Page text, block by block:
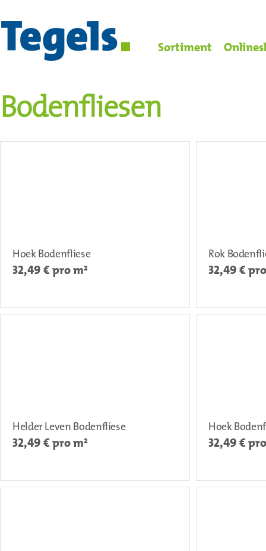
Sortiment
Bodenfliesen
Hoek Bodenfliese
32,49 € pro m²
Rok
32,49 €
Helder Leven Bodenfliese
32,49 € pro m²
Hoek
32,49 €